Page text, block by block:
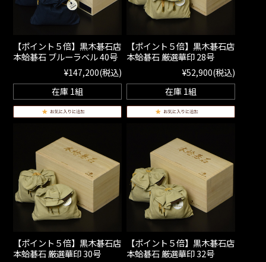
【ポイント５倍】黒木碁石店
本蛤碁石 ブルーラベル 40号
¥147,200(税込)
在庫 1組
【ポイント５倍】黒木碁石店
本蛤碁石 厳選華印 28号
¥52,900(税込)
在庫 1組
【ポイント５倍】黒木碁石店
本蛤碁石 厳選華印 30号
【ポイント５倍】黒木碁石店
本蛤碁石 厳選華印 32号